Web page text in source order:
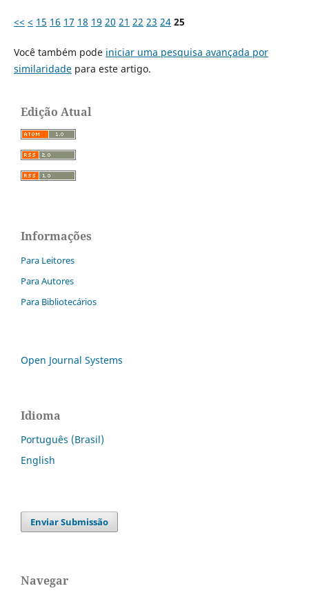
<< < 15 16 17 18 19 20 21 22 23 24 25
Você também pode iniciar uma pesquisa avançada por
similaridadepara este artigo.
Edição Atual
Informações
Para Leitores
Para Autores
Para Bibliotecários
Open Journal Systems
Idioma
Português (Brasil)
English
Enviar Submissão
Navegar